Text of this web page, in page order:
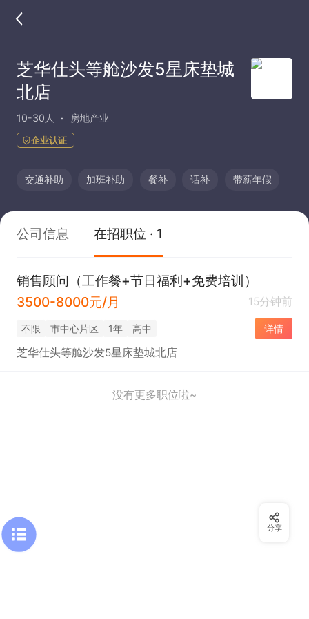
芝华仕头等舱沙发5星床垫城
北店
10-30人 房地产业
企业认证
交通补助 加班补助 餐补 话补 带薪年假
公司信息 在招职位 · 1
销售顾问（工作餐+节日福利+免费培训）
3500-8000元/月
15分钟前
不限 市中心片区 1年 高中 详情
芝华仕头等舱沙发5星床垫城北店
没有更多职位啦~
分享